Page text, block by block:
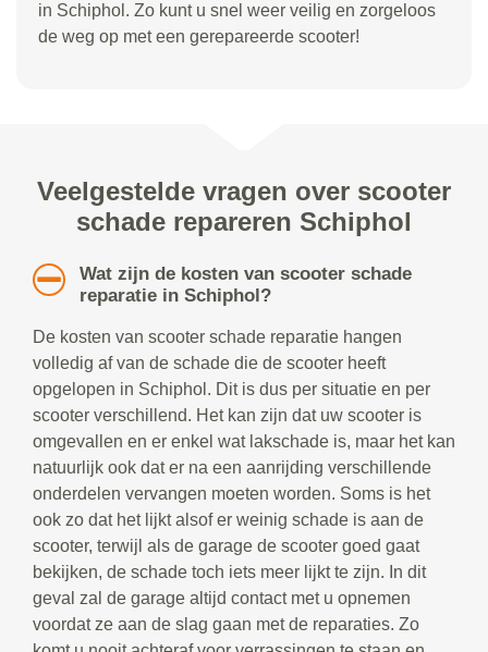
in Schiphol. Zo kunt u snel weer veilig en zorgeloos
de weg op met een gerepareerde scooter!
Veelgestelde vragen over scooter
schade repareren Schiphol
Wat zijn de kosten van scooter schade
reparatie in Schiphol?
De kosten van scooter schade reparatie hangen
volledig af van de schade die de scooter heeft
opgelopen in Schiphol. Dit is dus per situatie en per
scooter verschillend. Het kan zijn dat uw scooter is
omgevallen en er enkel wat lakschade is, maar het kan
natuurlijk ook dat er na een aanrijding verschillende
onderdelen vervangen moeten worden. Soms is het
ook zo dat het lijkt alsof er weinig schade is aan de
scooter, terwijl als de garage de scooter goed gaat
bekijken, de schade toch iets meer lijkt te zijn. In dit
geval zal de garage altijd contact met u opnemen
voordat ze aan de slag gaan met de reparaties. Zo